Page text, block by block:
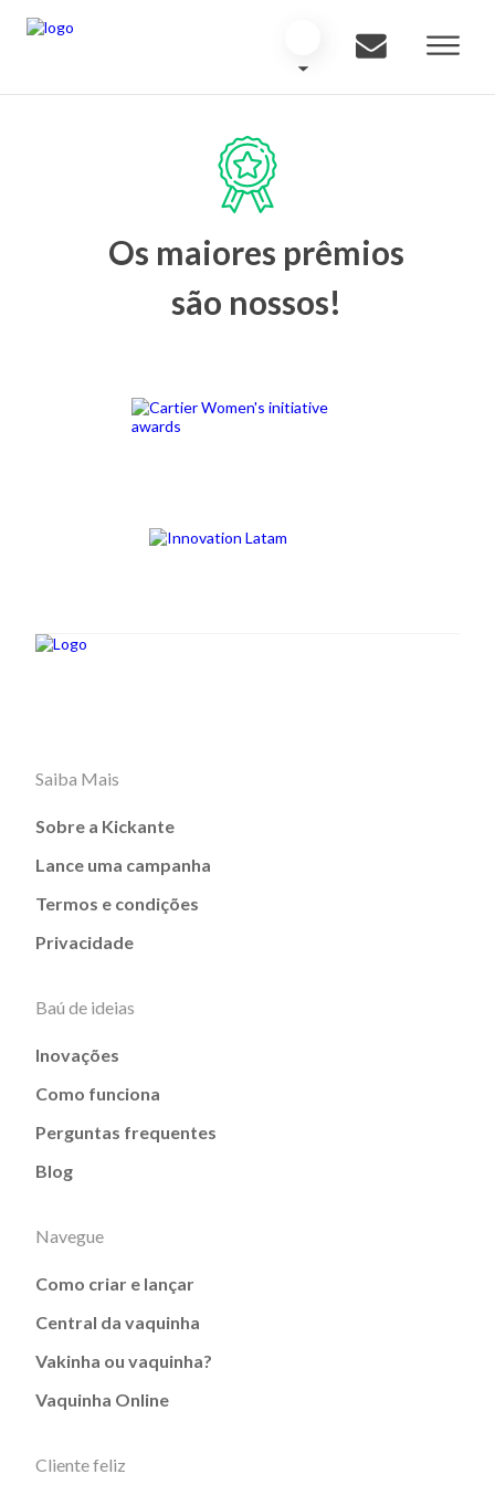
Os maiores prêmios
são nossos!
Saiba Mais
Sobre a Kickante
Lance uma campanha
Termos e condições
Privacidade
Baú de ideias
Inovações
Como funciona
Perguntas frequentes
Blog
Navegue
Como criar e lançar
Central da vaquinha
Vakinha ou vaquinha?
Vaquinha Online
Cliente feliz